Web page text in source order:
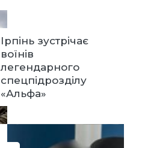
Ірпінь зустрічає
воїнів
легендарного
спецпідрозділу
«Альфа»